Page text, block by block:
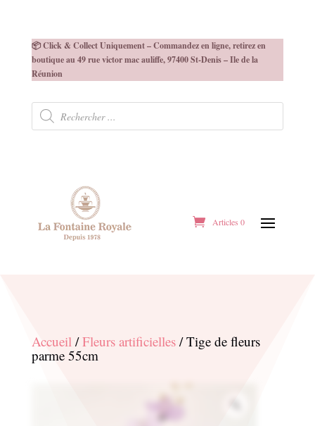
📦 Click & Collect Uniquement – Commandez en ligne, retirez en
boutique au 49 rue victor mac auliffe, 97400 St-Denis – Ile de la
Réunion
Recherche
produits
Articles 0
Accueil/Fleurs artificielles/ Tige de fleurs
parme 55cm